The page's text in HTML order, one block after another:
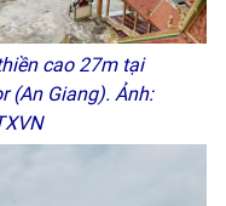
cao 27m tại
(An Giang). Ảnh: